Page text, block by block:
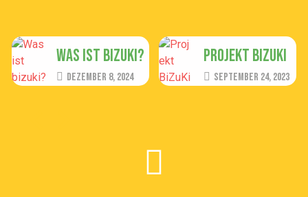
Was ist bizuki?
Dezember 8, 2024
Projekt BiZuKi
September 24, 2023